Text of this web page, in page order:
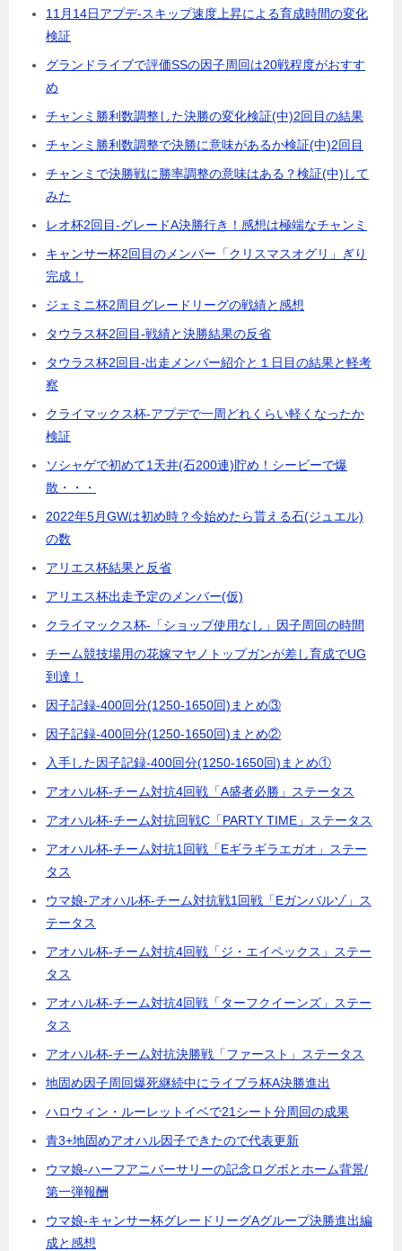
11月14日アプデ-スキップ速度上昇による育成時間の変化
検証
グランドライブで評価SSの因子周回は20戦程度がおすす
め
チャンミ勝利数調整した決勝の変化検証(中)2回目の結果
チャンミ勝利数調整で決勝に意味があるか検証(中)2回目
チャンミで決勝戦に勝率調整の意味はある？検証(中)して
みた
レオ杯2回目-グレードA決勝行き！感想は極端なチャンミ
キャンサー杯2回目のメンバー「クリスマスオグリ」ぎり
完成！
ジェミニ杯2周目グレードリーグの戦績と感想
タウラス杯2回目-戦績と決勝結果の反省
タウラス杯2回目-出走メンバー紹介と１日目の結果と軽考
察
クライマックス杯-アプデで一周どれくらい軽くなったか
検証
ソシャゲで初めて1天井(石200連)貯め！シービーで爆
散・・・
2022年5月GWは初め時？今始めたら貰える石(ジュエル)
の数
アリエス杯結果と反省
アリエス杯出走予定のメンバー(仮)
クライマックス杯-「ショップ使用なし」因子周回の時間
チーム競技場用の花嫁マヤノトップガンが差し育成でUG
到達！
因子記録-400回分(1250-1650回)まとめ③
因子記録-400回分(1250-1650回)まとめ②
入手した因子記録-400回分(1250-1650回)まとめ①
アオハル杯-チーム対抗4回戦「A盛者必勝」ステータス
アオハル杯-チーム対抗回戦C「PARTY TIME」ステータス
アオハル杯-チーム対抗1回戦「Eギラギラエガオ」ステー
タス
ウマ娘-アオハル杯-チーム対抗戦1回戦「Eガンバルゾ」ス
テータス
アオハル杯-チーム対抗4回戦「ジ・エイペックス」ステー
タス
アオハル杯-チーム対抗4回戦「ターフクイーンズ」ステー
タス
アオハル杯-チーム対抗決勝戦「ファースト」ステータス
地固め因子周回爆死継続中にライブラ杯A決勝進出
ハロウィン・ルーレットイベで21シート分周回の成果
青3+地固めアオハル因子できたので代表更新
ウマ娘-ハーフアニバーサリーの記念ログボとホーム背景/
第一弾報酬
ウマ娘-キャンサー杯グレードリーグAグループ決勝進出編
成と感想